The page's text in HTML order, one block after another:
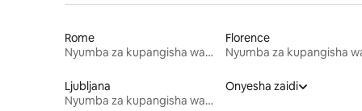
Rome
Nyumba za kupangisha wakati wa likizo
Florence
Ljubljana
Nyumba za kupangisha wakati wa likizo
Onyesha zaidi